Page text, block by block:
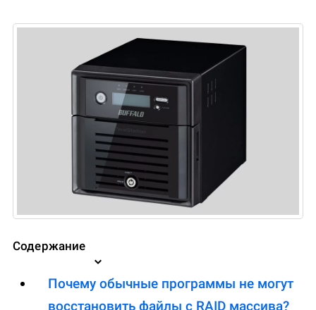
Содержание
Почему обычные программы не могут
восстановить файлы с RAID массива?